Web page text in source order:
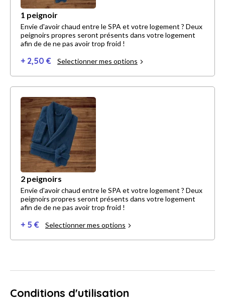
1 peignoir
Envie d'avoir chaud entre le SPA et votre logement ? Deux
peignoirs propres seront présents dans votre logement
afin de de ne pas avoir trop froid !
+ 2,50 € Selectionner mes options
2 peignoirs
Envie d'avoir chaud entre le SPA et votre logement ? Deux
peignoirs propres seront présents dans votre logement
afin de de ne pas avoir trop froid !
+ 5 € Selectionner mes options
Conditions d'utilisation